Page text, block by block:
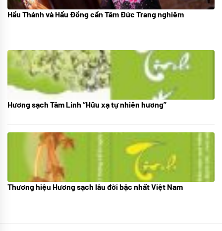
05/07/2024
Hầu Thánh và Hầu Đồng cần Tâm Đức Trang nghiêm
28/10/2025
Hương sạch Tâm Linh “Hữu xạ tự nhiên hương”
18/10/2025
Thương hiệu Hương sạch lâu đời bậc nhất Việt Nam